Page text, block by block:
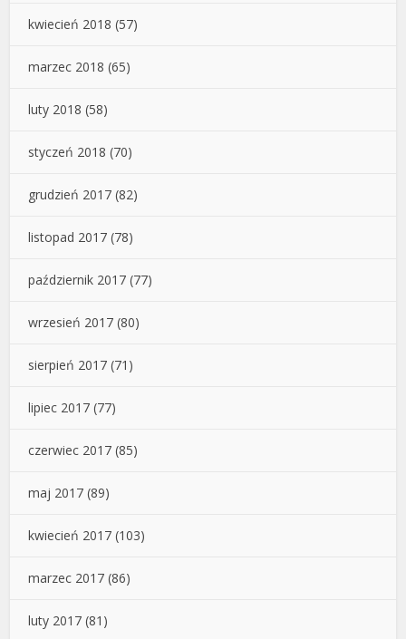
kwiecień 2018 (57)
marzec 2018 (65)
luty 2018 (58)
styczeń 2018 (70)
grudzień 2017 (82)
listopad 2017 (78)
październik 2017 (77)
wrzesień 2017 (80)
sierpień 2017 (71)
lipiec 2017 (77)
czerwiec 2017 (85)
maj 2017 (89)
kwiecień 2017 (103)
marzec 2017 (86)
luty 2017 (81)